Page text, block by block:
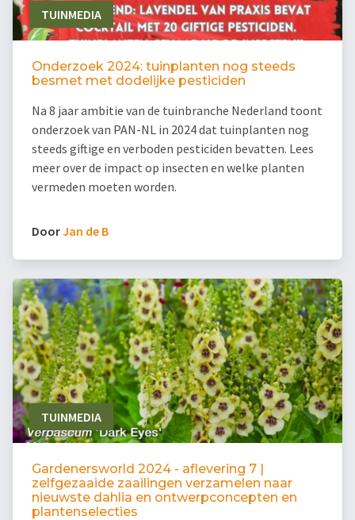
TUINMEDIA
Onderzoek 2024: tuinplanten nog steeds
besmet met dodelijke pesticiden
Na 8 jaar ambitie van de tuinbranche Nederland toont
onderzoek van PAN-NL in 2024 dat tuinplanten nog
steeds giftige en verboden pesticiden bevatten. Lees
meer over de impact op insecten en welke planten
vermeden moeten worden.
DoorJan de B
TUINMEDIA
Gardenersworld 2024 - aflevering 7 |
zelfgezaaide zaailingen verzamelen naar
nieuwste dahlia en ontwerpconcepten en
plantenselecties